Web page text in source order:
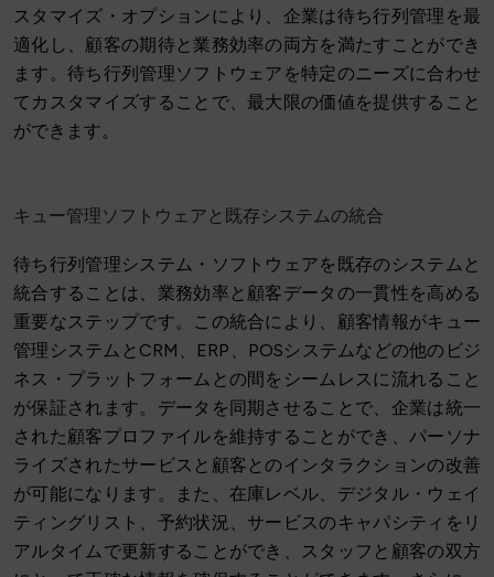
スタマイズ・オプションにより、企業は待ち行列管理を最
適化し、顧客の期待と業務効率の両方を満たすことができ
ます。待ち行列管理ソフトウェアを特定のニーズに合わせ
てカスタマイズすることで、最大限の価値を提供すること
ができます。
キュー管理ソフトウェアと既存システムの統合
待ち行列管理システム・ソフトウェアを既存のシステムと
統合することは、業務効率と顧客データの一貫性を高める
重要なステップです。この統合により、顧客情報がキュー
管理システムとCRM、ERP、POSシステムなどの他のビジ
ネス・プラットフォームとの間をシームレスに流れること
が保証されます。データを同期させることで、企業は統一
された顧客プロファイルを維持することができ、パーソナ
ライズされたサービスと顧客とのインタラクションの改善
が可能になります。また、在庫レベル、デジタル・ウェイ
ティングリスト、予約状況、サービスのキャパシティをリ
アルタイムで更新することができ、スタッフと顧客の双方